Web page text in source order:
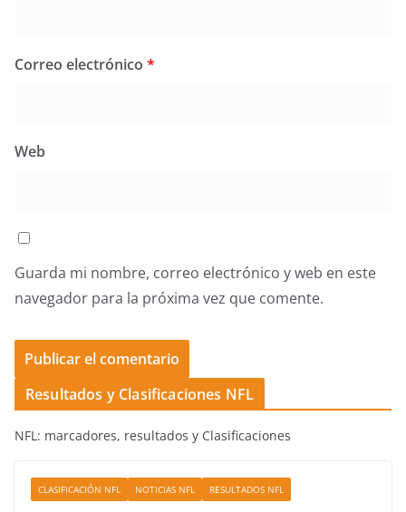
Correo electrónico *
Web
Guarda mi nombre, correo electrónico y web en este
navegador para la próxima vez que comente.
Resultados y Clasificaciones NFL
NFL: marcadores, resultados y Clasificaciones
CLASIFICACIÓN NFL NOTICIAS NFL RESULTADOS NFL